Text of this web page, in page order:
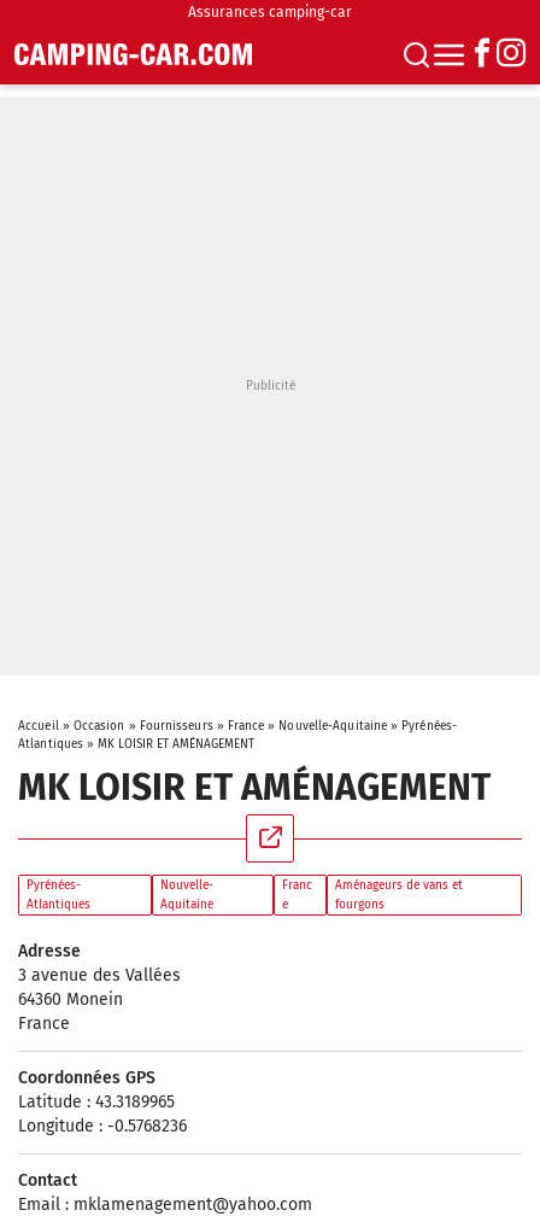
Assurances camping-car
Accueil» Occasion » Fournisseurs» France » Nouvelle-Aquitaine » Pyrénées-
Atlantiques »MK LOISIR ET AMÉNAGEMENT
MK LOISIR ET AMÉNAGEMENT
Pyrénées-
Atlantiques
Nouvelle-
Aquitaine
Franc
e
Aménageurs de vans et
fourgons
Adresse
3 avenue des Vallées
64360 Monein
France
Coordonnées GPS
Latitude : 43.3189965
Longitude : -0.5768236
Contact
Email : mklamenagement@yahoo.com